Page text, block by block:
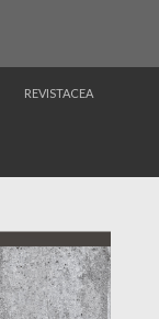
REVISTACEA